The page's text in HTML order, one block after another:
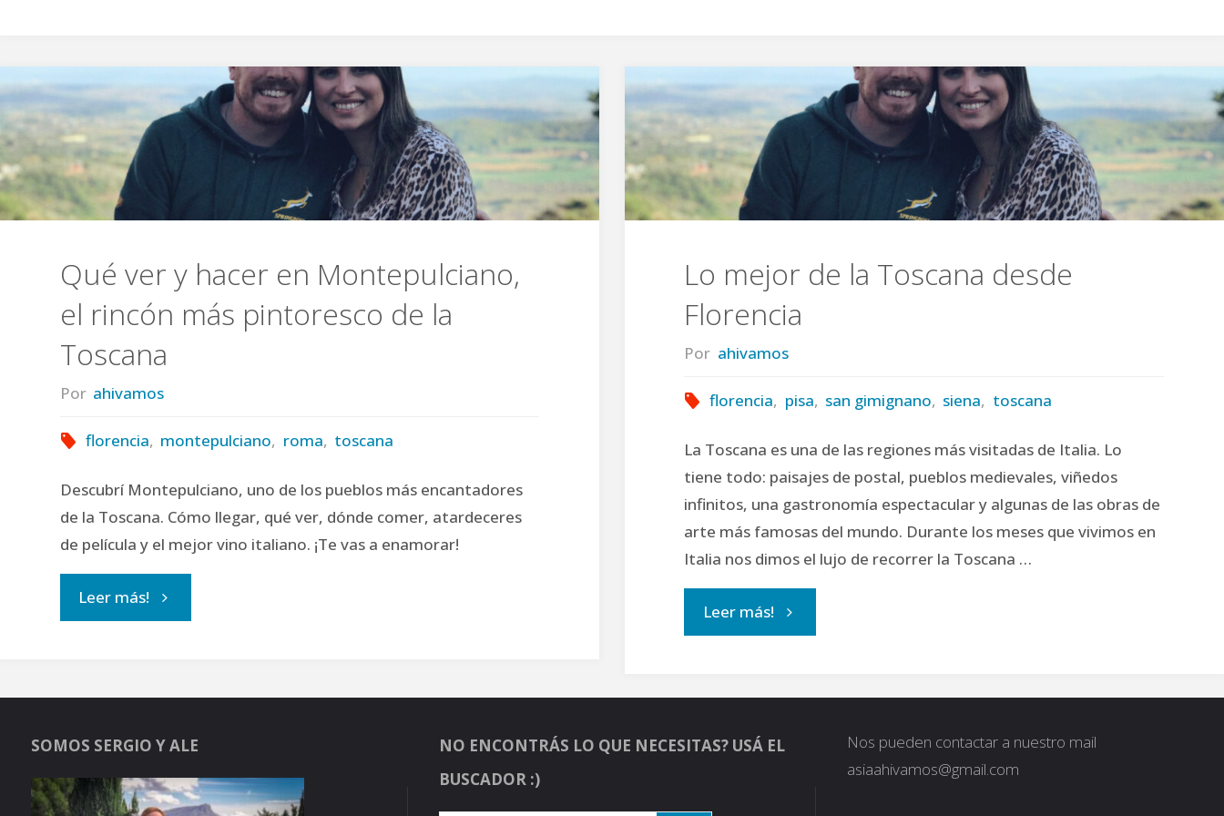
Qué ver y hacer en Montepulciano,
el rincón más pintoresco de la
Toscana
Por ahivamos
florencia, montepulciano, roma, toscana
Descubrí Montepulciano, uno de los pueblos más encantadores
de la Toscana. Cómo llegar, qué ver, dónde comer, atardeceres
de película y el mejor vino italiano. ¡Te vas a enamorar!
Leer más! "Qué
hacer
en
Lo mejor de la Toscana desde
Florencia
Por ahivamos
florencia, pisa, san gimignano, siena, toscana
La Toscana es una de las regiones más visitadas de Italia. Lo
tiene todo: paisajes de postal, pueblos medievales, viñedos
infinitos, una gastronomía espectacular y algunas de las obras de
arte más famosas del mundo. Durante los meses que vivimos en
Italia nos dimos el lujo de recorrer la Toscana …
Leer más!"Lo
de
la
SOMOS SERGIO Y ALE
NO ENCONTRÁS LO QUE NECESITAS? USÁ EL
BUSCADOR :)
Nos pueden contactar a nuestro mail
asiaahivamos@gmail.com